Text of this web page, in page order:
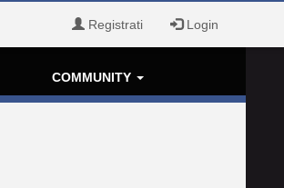
Registrati Login
COMMUNITY